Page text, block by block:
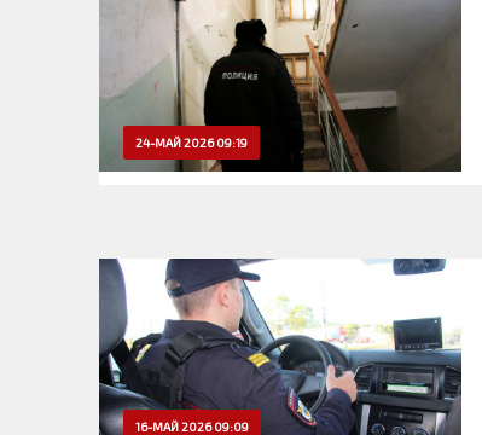
24-МАЙ 2026 09:19
16-МАЙ 2026 09:09